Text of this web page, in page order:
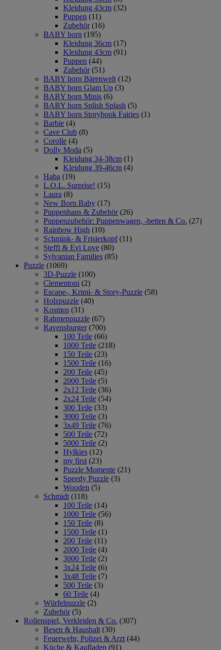
Kleidung 43cm (32)
Puppen (11)
Zubehör (16)
BABY born (195)
Kleidung 36cm (17)
Kleidung 43cm (91)
Puppen (44)
Zubehör (51)
BABY born Bärenwelt (12)
BABY born Glam Up (3)
BABY born Minis (6)
BABY born Splish Splash (5)
BABY born Storybook Fairies (1)
Barbie (4)
Cave Club (8)
Corolle (4)
Dolly Moda (5)
Kleidung 34-38cm (1)
Kleidung 39-46cm (4)
Haba (19)
L.O.L. Surprise! (15)
Laura (8)
New Born Baby (17)
Puppenhaus & Zubehör (26)
Puppenzubehör: Puppenwagen, -betten & Co. (27)
Rainbow High (10)
Schmink- & Frisierkopf (11)
Steffi & Evi Love (80)
Sylvanian Families (85)
Puzzle (1069)
3D-Puzzle (100)
Clementoni (2)
Escape-, Krimi- & Story-Puzzle (58)
Holzpuzzle (40)
Kosmos (31)
Rahmenpuzzle (67)
Ravensburger (700)
100 Teile (66)
1000 Teile (218)
150 Teile (23)
1500 Teile (16)
200 Teile (45)
2000 Teile (5)
2x12 Teile (36)
2x24 Teile (54)
300 Teile (33)
3000 Teile (3)
3x49 Teile (76)
500 Teile (72)
5000 Teile (2)
Hylkies (12)
my first (23)
Puzzle Momente (21)
Speedy Puzzle (3)
Wooden (5)
Schmidt (118)
100 Teile (14)
1000 Teile (56)
150 Teile (8)
1500 Teile (1)
200 Teile (11)
2000 Teile (4)
3000 Teile (2)
3x24 Teile (6)
3x48 Teile (7)
500 Teile (3)
60 Teile (4)
Würfelpuzzle (2)
Zubehör (5)
Rollenspiel, Verkleiden & Co. (307)
Besen & Haushalt (30)
Feuerwehr, Polizei & Arzt (44)
Küche & Kaufladen (91)